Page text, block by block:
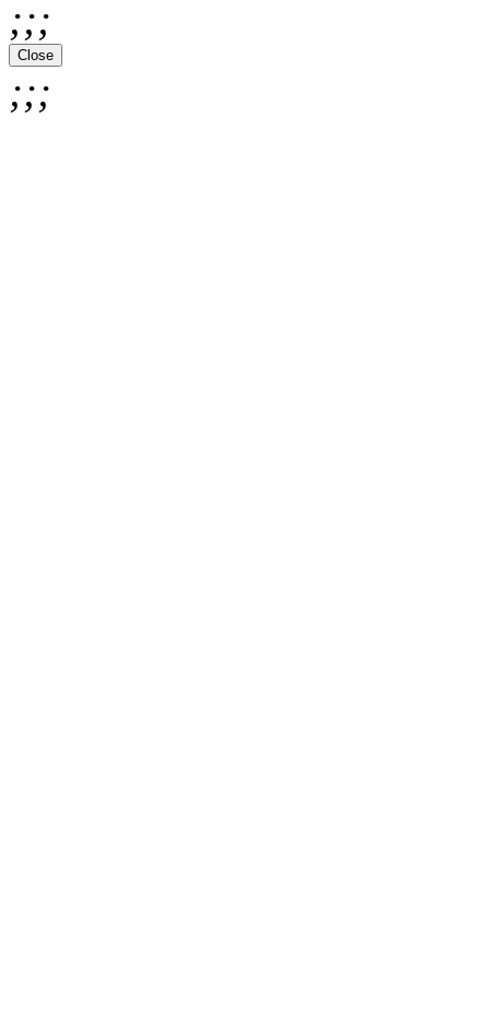
;;;
Close
;;;